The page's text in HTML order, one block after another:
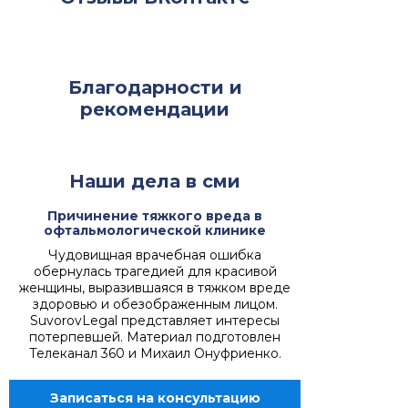
города Москвы.
Прежние названия
Кунцевский
(районный) народный суд
Западного
административного округа г.
Москвы.
Кунцевский народный суд г.
Москвы
Полномочия
Районный суд рассматривает все уголовные,
гражданские, трудовые, семейные
Благодарности и
рекомендации
Наши дела в сми
Причинение тяжкого вреда в
офтальмологической клинике
Чудовищная врачебная ошибка
обернулась трагедией для красивой
женщины, выразившаяся в тяжком вреде
здоровью и обезображенным лицом.
SuvorovLegal представляет интересы
потерпевшей. Материал подготовлен
Телеканал 360 и Михаил Онуфриенко.
Записаться на консультацию